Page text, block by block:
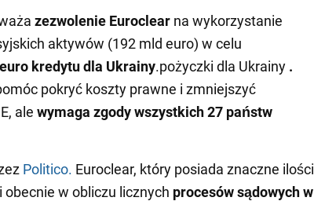
zezwolenie Euroclear na wykorzystanie
aktywów (192 mld euro) w celu
kredytu dla Ukrainy.pożyczki dla Ukrainy .
pokryć koszty prawne i zmniejszyć
ale wymaga zgody wszystkich 27 państw
Politico. Euroclear, który posiada znaczne ilości
w obliczu licznych procesów sądowych w